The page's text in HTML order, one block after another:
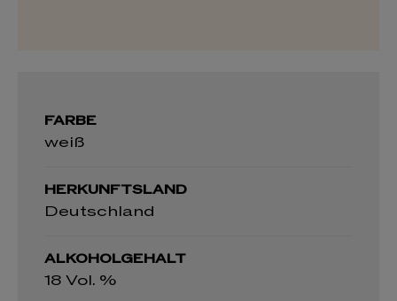
FARBE
weiß
HERKUNFTSLAND
Deutschland
ALKOHOLGEHALT
18 Vol. %